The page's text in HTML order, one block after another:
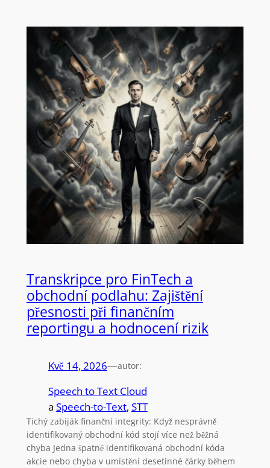
Transkripce pro FinTech a
obchodní podlahu: Zajištění
přesnosti při finančním
reportingu a hodnocení rizik
Kvě 14, 2026—autor:
Speech to Text Cloud
a Speech-to-Text, STT
Tichý zabiják finanční integrity: Když nesprávně
identifikovaný obchodní kód stojí více než běžná
chyba Jedna špatně identifikovaná obchodní kóda
akcie nebo chyba v umístění desetinné čárky během